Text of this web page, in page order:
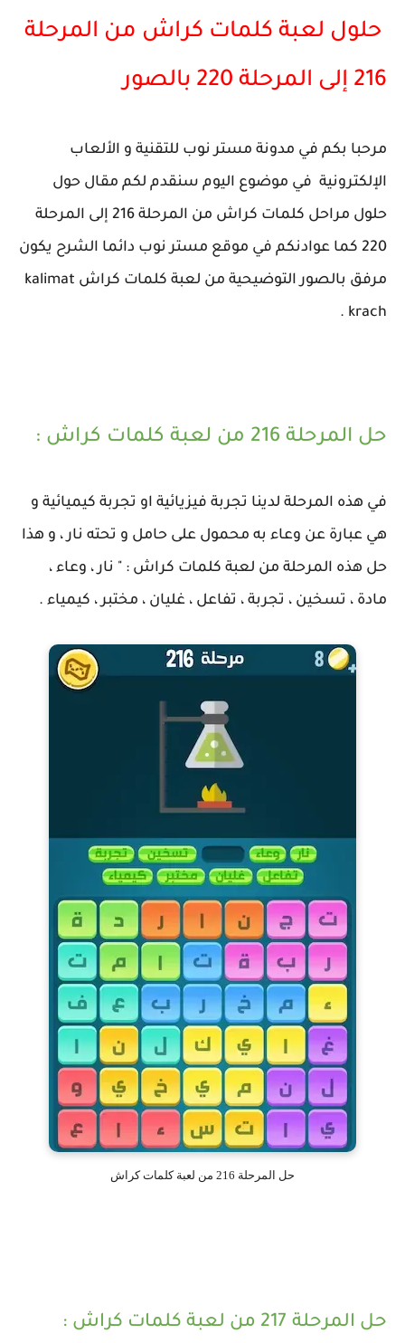
حلول لعبة كلمات كراش من المرحلة
216 إلى المرحلة 220 بالصور
مرحبا بكم في مدونة مستر نوب للتقنية و الألعاب
الإلكترونية في موضوع اليوم سنقدم لكم مقال حول
حلول مراحل كلمات كراش من المرحلة 216 إلى المرحلة
220 كما عوادنكم في موقع مستر نوب دائما الشرح يكون
مرفق بالصور التوضيحية من لعبة كلمات كراش kalimat
krach .
حل المرحلة 216 من لعبة كلمات كراش :
في هذه المرحلة لدينا تجربة فيزيائية او تجربة كيميائية و
هي عبارة عن وعاء به محمول على حامل و تحته نار ، و هذا
حل هذه المرحلة من لعبة كلمات كراش : " نار ، وعاء ،
مادة ، تسخين ، تجربة ، تفاعل ، غليان ، مختبر ، كيمياء .
حل المرحلة 216 من لعبة كلمات كراش
حل المرحلة 217 من لعبة كلمات كراش :